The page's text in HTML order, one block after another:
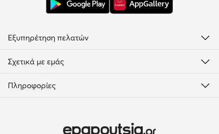
Εξυπηρέτηση πελατών
Σχετικά με εμάς
Πληροφορίες